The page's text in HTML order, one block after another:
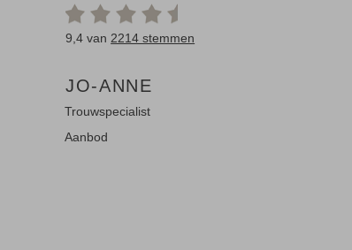
9,4 van 2214 stemmen
JO-ANNE
Trouwspecialist
Aanbod